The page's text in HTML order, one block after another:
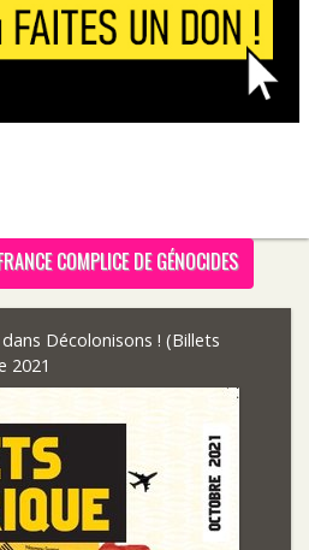
COMPLICE DE GÉNOCIDES
Décolonisons ! (Billets
2021